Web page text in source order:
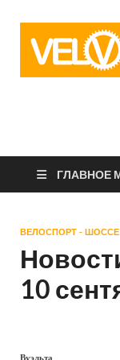
ГЛАВНОЕ
ВЕЛОСПОРТ - ШОССЕ
10
Вуэльта